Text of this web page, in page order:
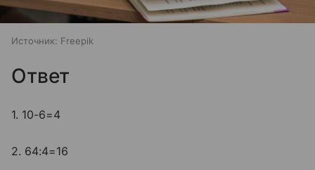
Источник: Freepik
Ответ
1. 10-6=4
2. 64:4=16